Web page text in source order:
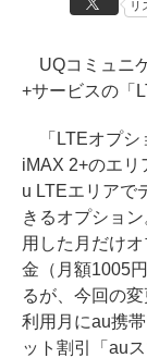
リ
UQコミュニ
+サービスの「
「LTEオプシ
iMAX 2+のエリ
u LTEエリアで
きるオプション
用した月だけ
金（月額1005
るが、今回の変
利用月にau携
ット割引「au